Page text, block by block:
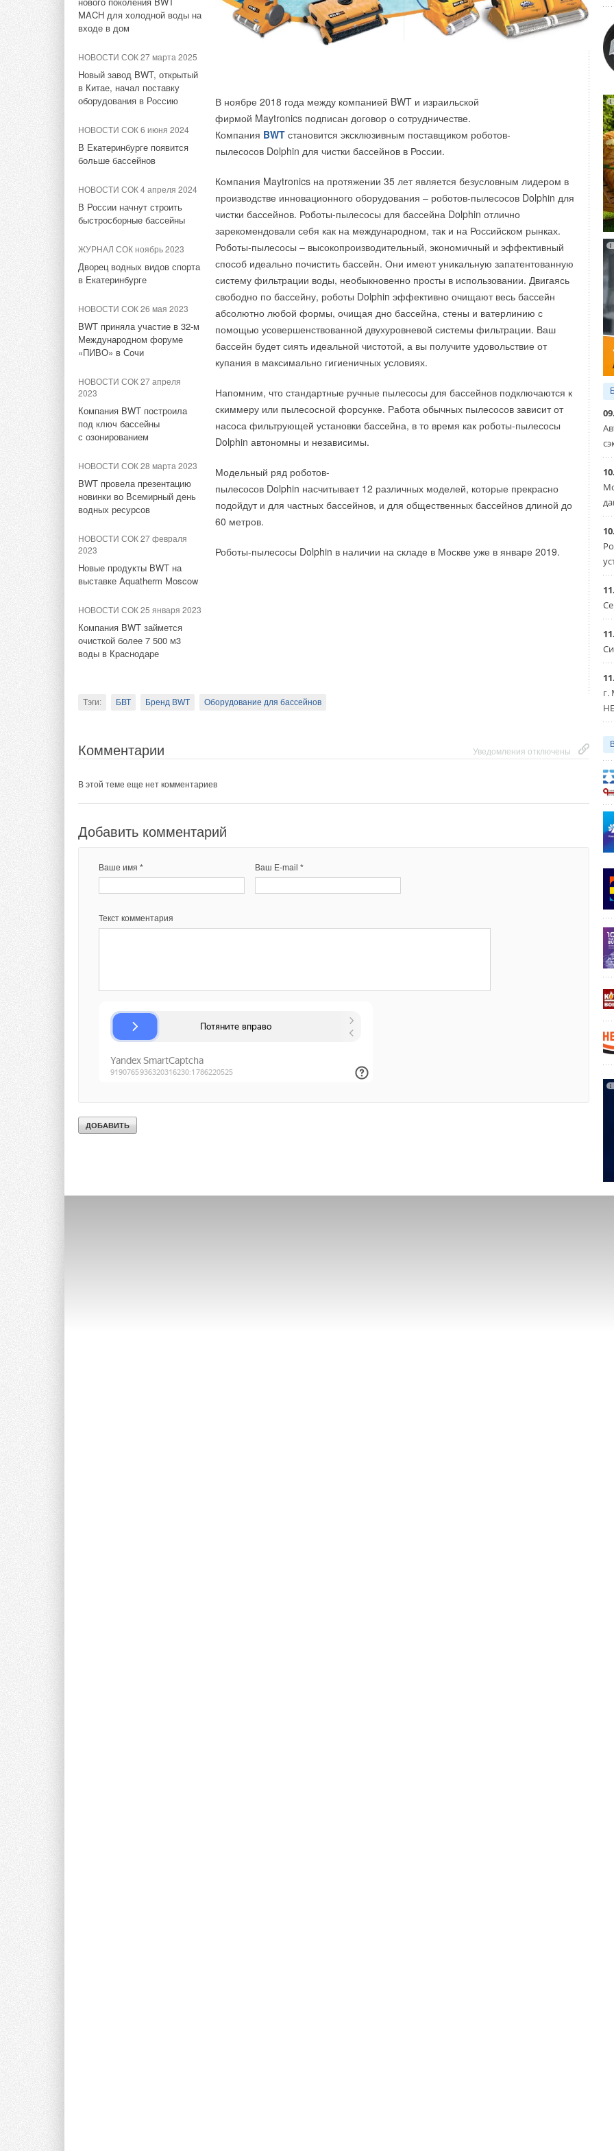
MACH для холодной воды на
входе в дом
НОВОСТИ СОК 27 марта 2025
Новый завод BWT, открытый
в Китае, начал поставку
оборудования в Россию
НОВОСТИ СОК 6 июня 2024
В Екатеринбурге появится
больше бассейнов
НОВОСТИ СОК 4 апреля 2024
В России начнут строить
быстросборные бассейны
ЖУРНАЛ СОК ноябрь 2023
Дворец водных видов спорта
в Екатеринбурге
НОВОСТИ СОК 26 мая 2023
BWT приняла участие в 32-м
Международном форуме
«ПИВО» в Сочи
НОВОСТИ СОК 27 апреля
2023
Компания BWT построила
под ключ бассейны
с озонированием
НОВОСТИ СОК 28 марта 2023
BWT провела презентацию
новинки во Всемирный день
водных ресурсов
НОВОСТИ СОК 27 февраля
2023
Новые продукты BWT на
выставке Aquatherm Moscow
НОВОСТИ СОК 25 января 2023
Компания BWT займется
очисткой более 7 500 м3
воды в Краснодаре
В ноябре 2018 года между компанией BWT и израильской
фирмой Maytronics подписан договор о сотрудничестве.
Компания BWT становится эксклюзивным поставщиком роботов-
пылесосов Dolphin для чистки бассейнов в России.
Компания Maytronics на протяжении 35 лет является безусловным лидером в
производстве инновационного оборудования – роботов-пылесосов Dolphin для
чистки бассейнов. Роботы-пылесосы для бассейна Dolphin отлично
зарекомендовали себя как на международном, так и на Российском рынках.
Роботы-пылесосы – высокопроизводительный, экономичный и эффективный
способ идеально почистить бассейн. Они имеют уникальную запатентованную
систему фильтрации воды, необыкновенно просты в использовании. Двигаясь
свободно по бассейну, роботы Dolphin эффективно очищают весь бассейн
абсолютно любой формы, очищая дно бассейна, стены и ватерлинию с
помощью усовершенствованной двухуровневой системы фильтрации. Ваш
бассейн будет сиять идеальной чистотой, а вы получите удовольствие от
купания в максимально гигиеничных условиях.
Напомним, что стандартные ручные пылесосы для бассейнов подключаются к
скиммеру или пылесосной форсунке. Работа обычных пылесосов зависит от
насоса фильтрующей установки бассейна, в то время как роботы-пылесосы
Dolphin автономны и независимы.
Модельный ряд роботов-
пылесосов Dolphin насчитывает 12 различных моделей, которые прекрасно
подойдут и для частных бассейнов, и для общественных бассейнов длиной до
60 метров.
Роботы-пылесосы Dolphin в наличии на складе в Москве уже в январе 2019.
Тэги: БВТ Бренд BWT Оборудование для бассейнов
Уведомления отключены
Комментарии
В этой теме еще нет комментариев
Добавить комментарий
Ваше имя * Ваш E-mail *
Текст комментария
г.
полифосфата I-DOSER
Вышла новая версия 3D-
моделей труб FV-Plast
НОВОСТИ СОК 20 мая 2021
использование душевых
лотков MIANO
Коллекторные группы FV-
Plast из нержавеющей стали
и полиамида
НОВОСТИ СОК 22 июня 2020
Новая версия 3D-базы
моделей труб и фитингов FV-
Канализационные трапы
MIANO
НОВОСТИ СОК 11 июня 2020
Латунные резьбовые
фитинги FV-Plast. 100%
Чехия
Полипропиленовые трубы на
российском рынке. Опрос
специалистов
Тэги: МИАНО ФВ РУС
В этой теме еще нет комментариев
Текст комментария
ЖУРНАЛ СОК ноябрь 2022
Социальная газификация:
«Мособлгаз»
догазифицировал 2805
населённых пунктов в МО за
полтора года
НОВОСТИ СОК 11 октября
1800 километров
газопроводов построил
Мособлгаз по Социальной
НОВОСТИ СОК 3 октября 2022
Президентский проект
НОВОСТИ СОК 1 декабря 2021
750 населенных пунктов
догазифицированы за 5
месяцев
НОВОСТИ СОК 25 ноября
Газ по Президентскому
проекту пришел в 11-
тысячное домовладение
Подмосковья
НОВОСТИ СОК 24 ноября
догазифицировал 700
населенных пунктов
2021
км газораспределительных
сетей
НОВОСТИ СОК 11 ноября
2021
Мобильные офисы
Социальной газификации
работы
выходу из строя системы отопления поэтому необходимо не оставлять их
без присмотра более, чем на 10 часов;
Не отогревать баллоны с газом около печей и других отопительных
До приезда аварийной бригады необходимо проветрить помещение, не
зажигать огня, не пользоваться электричеством.
«Помимо правил безопасности пользователям газовых приборов важно
обслуживание. Согласно постановлению Правительства РФ
ответственность за надлежащее техническое состояние внутридомового
газового оборудования несет абонент. Заключить договор можно как с
Мособлгазом, так и с другой специализированной организацией, имеющей
разрешение на проведение работ по техобслуживанию», — отметил глава
Мособлгаза Дмитрий Голубков.
Тэги: Мособлгаз
Комментарии
В этой теме еще нет комментариев
Добавить комментарий